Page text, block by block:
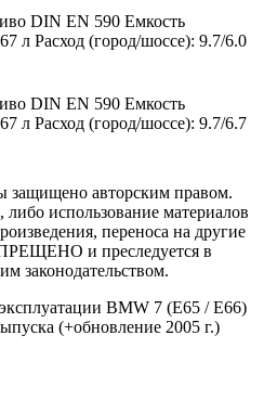
DIN EN 590 Емкость
л Расход (город/шоссе): 9.7/6.0
DIN EN 590 Емкость
л Расход (город/шоссе): 9.7/6.7
защищено авторским правом.
использование материалов
переноса на другие
и преследуется в
законодательством.
BMW 7 (E65 / E66)
(+обновление 2005 г.)